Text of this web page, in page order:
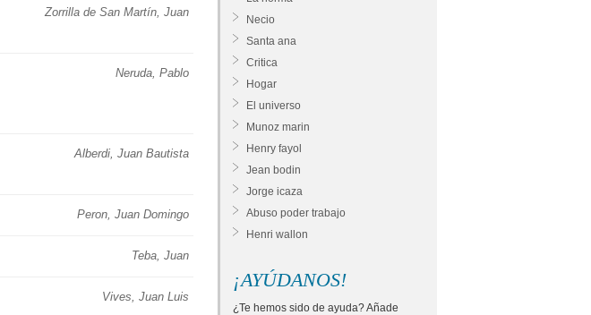
Zorrilla de San Martín, Juan
Neruda, Pablo
Alberdi, Juan Bautista
Peron, Juan Domingo
Teba, Juan
Vives, Juan Luis
Necio
Santa ana
Critica
Hogar
El universo
Munoz marin
Henry fayol
Jean bodin
Jorge icaza
Abuso poder trabajo
Henri wallon
¡AYÚDANOS!
¿Te hemos sido de ayuda? Añade